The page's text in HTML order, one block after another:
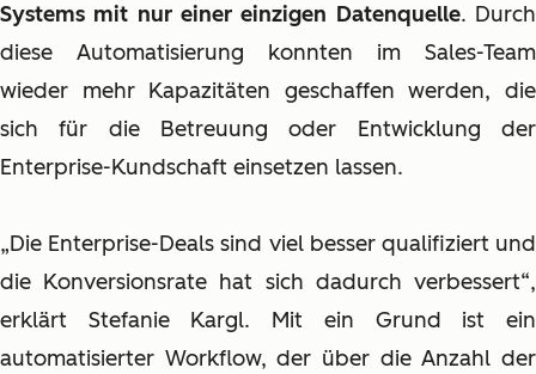
Systems mit nur einer einzigen Datenquelle. Durch
diese Automatisierung konnten im Sales-Team
wieder mehr Kapazitäten geschaffen werden, die
sich für die Betreuung oder Entwicklung der
Enterprise-Kundschaft einsetzen lassen.
„Die Enterprise-Deals sind viel besser qualifiziert und
die Konversionsrate hat sich dadurch verbessert“,
erklärt Stefanie Kargl. Mit ein Grund ist ein
automatisierter Workflow, der über die Anzahl der